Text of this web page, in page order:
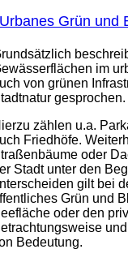
Urbanes Grün und
im
von grünen
gesprochen.
zählen u.a.
Friedhöfe.
oder
Stadt unter den
gilt bei
Grün und
oder den
Bedeutung.